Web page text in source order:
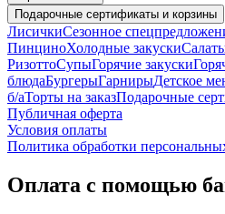
Подарочные сертификаты и корзины
ЛисичкиСезонное
ПинциноХолодные закуски
РизоттоСупыГорячие закуски
блюдаБургерыГарнирыДетское
б/аТорты на заказПодарочные
Публичная оферта
Условия оплаты
Политика обработки
Оплата с помощью